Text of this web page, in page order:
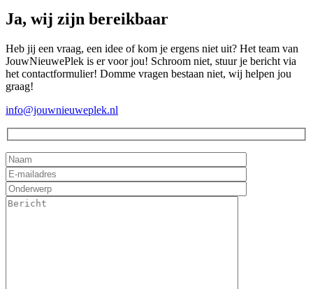
Ja, wij zijn bereikbaar
Heb jij een vraag, een idee of kom je ergens niet uit? Het team van
JouwNieuwePlek is er voor jou! Schroom niet, stuur je bericht via
het contactformulier! Domme vragen bestaan niet, wij helpen jou
graag!
info@jouwnieuweplek.nl